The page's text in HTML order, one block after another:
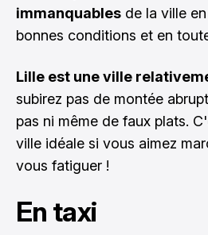
immanquables de la ville
bonnes conditions et en
Lille est une ville
subirez pas de montée
pas ni même de faux plats.
ville idéale si vous aimez
vous fatiguer !
En taxi